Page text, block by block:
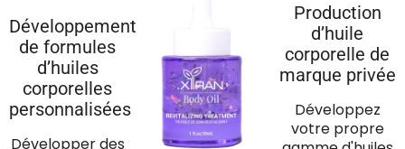
Développement
de formules
d’huiles
corporelles
personnalisées
Développer des
Production
d’huile
corporelle de
marque privée
Développez
votre propre